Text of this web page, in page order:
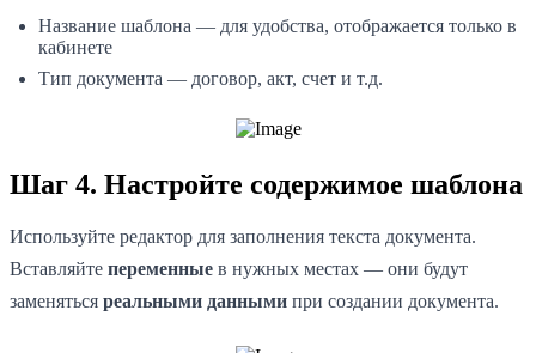
Название шаблона — для удобства, отображается только в
кабинете
Тип документа — договор, акт, счет и т.д.
Шаг 4. Настройте содержимое шаблона
Используйте редактор для заполнения текста документа.
Вставляйте переменные в нужных местах — они будут
заменяться реальными данными при создании документа.